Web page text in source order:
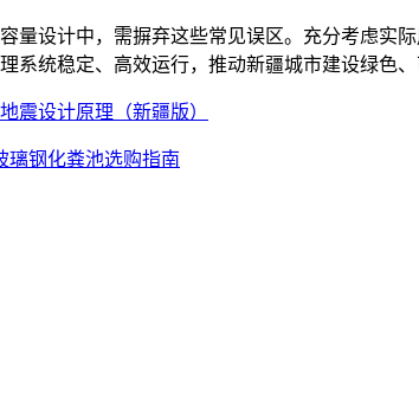
量设计中，需摒弃这些常见误区。充分考虑实
系统稳定、高效运行，推动新疆城市建设绿色、
震设计原理（新疆版）
璃钢化粪池选购指南